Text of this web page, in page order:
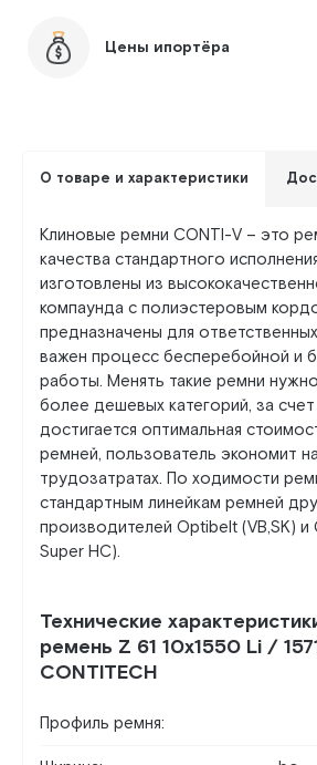
Цены ипортёра
О товаре и характеристики
Клиновые ремни CONTI-V – это
качества стандартного
изготовлены из
компаунда с полиэстеровым
предназначены для
важен процесс бесперебойной и
работы. Менять такие ремни
более дешевых категорий, за
достигается оптимальная
ремней, пользователь экономит
трудозатратах. По ходимости
стандартным линейкам ремней
производителей Optibelt (VB,SK) и
Super HC).
Технические
ремень Z 61 10x1550 Li /
CONTITECH
Профиль ремня: